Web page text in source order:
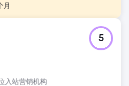
月
数字营销需求，要求我们制定一
在线影响力、吸引目标受众、提高
字平台的转化。
入站营销机构
5